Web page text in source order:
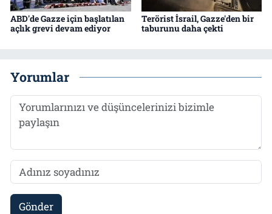
ABD'de Gazze için başlatılan
açlık grevi devam ediyor
Terörist İsrail, Gazze'den bir
taburunu daha çekti
Yorumlar
Gönder